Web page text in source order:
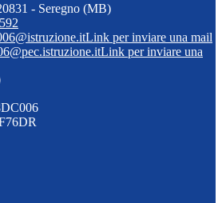
- Seregno (MB)
Link per inviare una mail
Link per inviare una